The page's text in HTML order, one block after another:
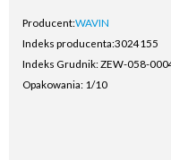
Producent:WAVIN
Indeks producenta:3024155
Indeks Grudnik: ZEW-058-
Opakowania: 1/10